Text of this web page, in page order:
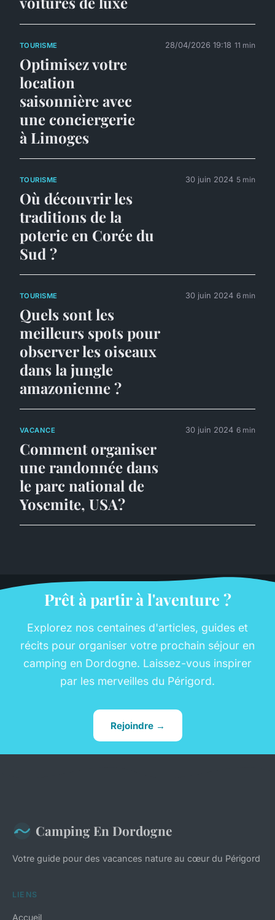
TOURISME
Optimisez votre
location
saisonnière avec
une conciergerie
à Limoges
28/04/2026 19:18 11 min
TOURISME
Où découvrir les
traditions de la
poterie en Corée du
Sud ?
30 juin 2024 5 min
TOURISME
Quels sont les
meilleurs spots pour
observer les oiseaux
dans la jungle
amazonienne ?
30 juin 2024 6 min
VACANCE
Comment organiser
une randonnée dans
le parc national de
Yosemite, USA?
30 juin 2024 6 min
Prêt à partir à l'aventure ?
Explorez nos centaines d'articles, guides et
récits pour organiser votre prochain séjour en
camping en Dordogne. Laissez-vous inspirer
par les merveilles du Périgord.
Rejoindre →
Camping En Dordogne
Votre guide pour des vacances nature au cœur du Périgord
LIENS
Accueil